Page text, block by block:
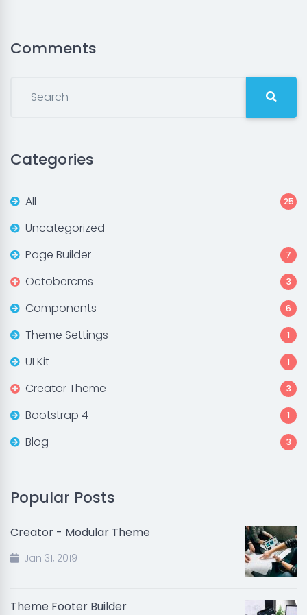
Comments
Categories
All 25
Uncategorized
Page Builder
7
Octobercms 3
Components 6
Theme Settings 1
UI Kit 1
Creator Theme 3
Bootstrap 4 1
Blog 3
Popular Posts
Creator - Modular Theme
Jan 31, 2019
Theme Footer Builder